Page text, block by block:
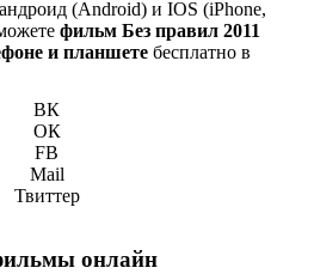
(Android) и IOS (iPhone,
фильм Без правил 2011
и планшете бесплатно в
ВК
ОК
FB
Mail
Твиттер
онлайн